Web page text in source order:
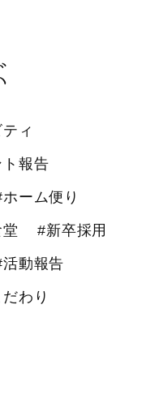
ィ
報告
ホーム便り
#新卒採用
活動報告
わり